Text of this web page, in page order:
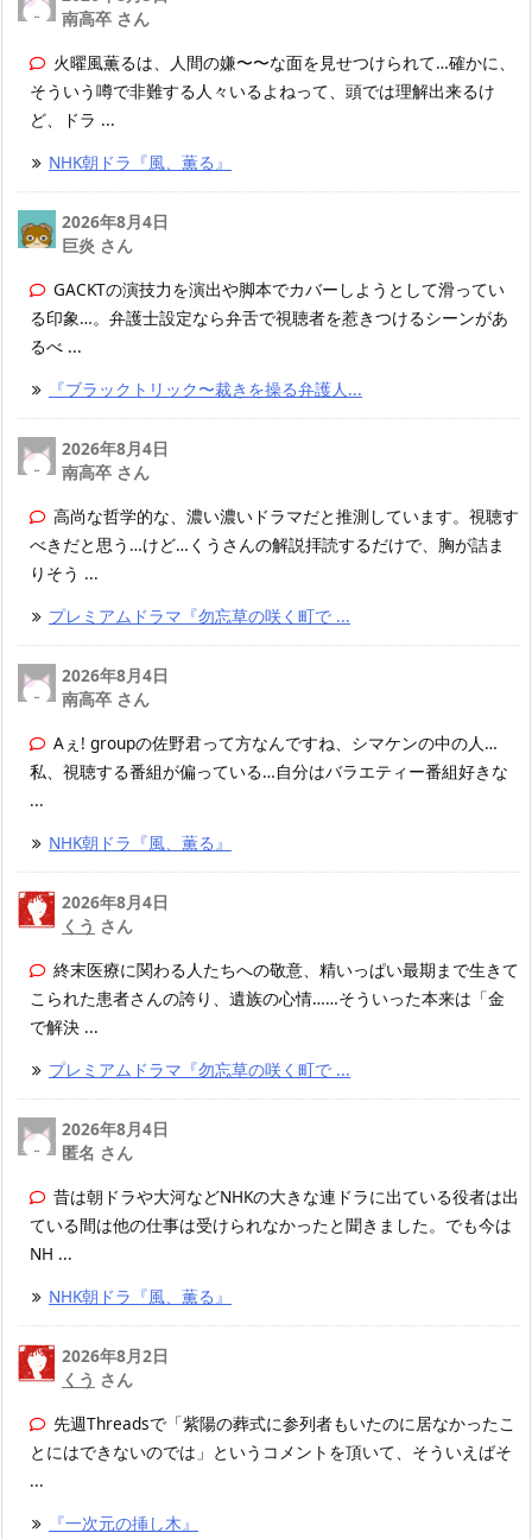
南高卒 さん
火曜風薫るは、人間の嫌〜〜な面を見せつけられて…確かに、
そういう噂で非難する人々いるよねって、頭では理解出来るけ
ど、ドラ ...
NHK朝ドラ『風、薫る』
2026年8月4日
巨炎 さん
GACKTの演技力を演出や脚本でカバーしようとして滑ってい
る印象…。弁護士設定なら弁舌で視聴者を惹きつけるシーンがあ
るべ ...
『ブラックトリック〜裁きを操る弁護人...
2026年8月4日
南高卒 さん
高尚な哲学的な、濃い濃いドラマだと推測しています。視聴す
べきだと思う…けど…くうさんの解説拝読するだけで、胸が詰ま
りそう ...
プレミアムドラマ『勿忘草の咲く町で ...
2026年8月4日
南高卒 さん
Aぇ! groupの佐野君って方なんですね、シマケンの中の人…
私、視聴する番組が偏っている…自分はバラエティー番組好きな
...
NHK朝ドラ『風、薫る』
2026年8月4日
くう さん
終末医療に関わる人たちへの敬意、精いっぱい最期まで生きて
こられた患者さんの誇り、遺族の心情……そういった本来は「金
で解決 ...
プレミアムドラマ『勿忘草の咲く町で ...
2026年8月4日
匿名 さん
昔は朝ドラや大河などNHKの大きな連ドラに出ている役者は出
ている間は他の仕事は受けられなかったと聞きました。でも今は
NH ...
NHK朝ドラ『風、薫る』
2026年8月2日
くう さん
先週Threadsで「紫陽の葬式に参列者もいたのに居なかったこ
とにはできないのでは」というコメントを頂いて、そういえばそ
...
『一次元の挿し木』